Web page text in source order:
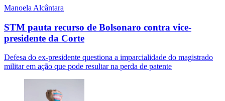
Manoela Alcântara
STM pauta recurso de Bolsonaro contra vice-
presidente da Corte
Defesa do ex-presidente questiona a imparcialidade do magistrado
militar em ação que pode resultar na perda de patente